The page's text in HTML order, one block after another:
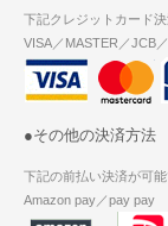
下記クレジットカード決
VISA／MASTER／JCB
●その他の決済方法
下記の前払い決済が可能
Amazon pay／pay pay